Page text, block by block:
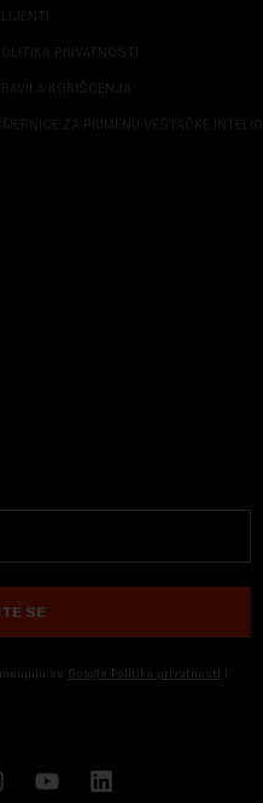
PRIVATNOSTI
KORIŠĆENJA
ZA PRIMENU VEŠTAČKE
SE
se Google Politika privatnosti i